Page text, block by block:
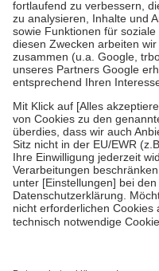
Diese Regeln gelten
Bei Heilmitteln und
Zuzahlung zehn Prozent der
Verordnung.
Um das Engagement der
stärken und die besondere
fallenkeine Zuzahlungenan
• Kindern und Jugendlichen
mit Ausnahme der Fahrkosten
• Untersuchungen zur
GKV getragen werden
• empfohlenen
• Harn- und Blutteststreifen